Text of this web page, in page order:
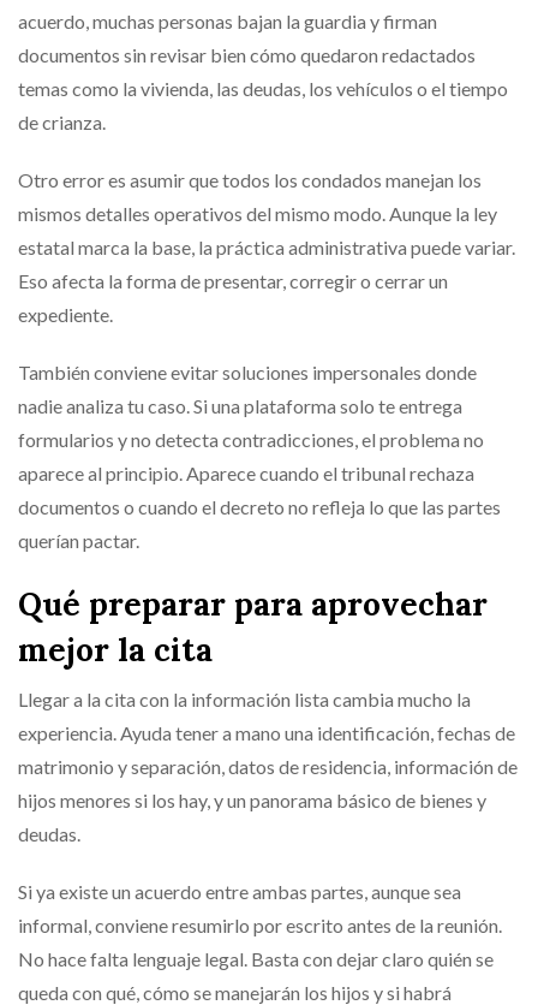
acuerdo, muchas personas bajan la guardia y firman
documentos sin revisar bien cómo quedaron redactados
temas como la vivienda, las deudas, los vehículos o el tiempo
de crianza.
Otro error es asumir que todos los condados manejan los
mismos detalles operativos del mismo modo. Aunque la ley
estatal marca la base, la práctica administrativa puede variar.
Eso afecta la forma de presentar, corregir o cerrar un
expediente.
También conviene evitar soluciones impersonales donde
nadie analiza tu caso. Si una plataforma solo te entrega
formularios y no detecta contradicciones, el problema no
aparece al principio. Aparece cuando el tribunal rechaza
documentos o cuando el decreto no refleja lo que las partes
querían pactar.
Qué preparar para aprovechar
mejor la cita
Llegar a la cita con la información lista cambia mucho la
experiencia. Ayuda tener a mano una identificación, fechas de
matrimonio y separación, datos de residencia, información de
hijos menores si los hay, y un panorama básico de bienes y
deudas.
Si ya existe un acuerdo entre ambas partes, aunque sea
informal, conviene resumirlo por escrito antes de la reunión.
No hace falta lenguaje legal. Basta con dejar claro quién se
queda con qué, cómo se manejarán los hijos y si habrá